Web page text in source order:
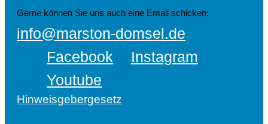
Gerne können Sie uns auch eine Email schicken:
info@marston-domsel.de
Facebook
Instagram
Youtube
Hinweisgebergesetz